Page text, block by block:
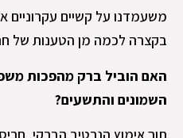
משעמדנו על קשיים עקרוניים
בקצרה לכמה מן הטענות של
האם הוביל ברק מהפכות
השמונים והתשעים?